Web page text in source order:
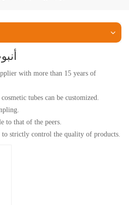
with more than 15 years of
tubes can be customized.
to that of the peers.
strictly control the quality of products.